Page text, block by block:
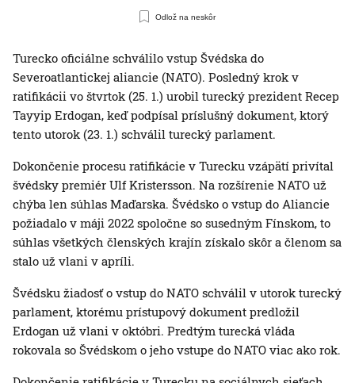
Odlož na neskôr
Turecko oficiálne schválilo vstup Švédska do
Severoatlantickej aliancie (NATO). Posledný krok v
ratifikácii vo štvrtok (25. 1.) urobil turecký prezident Recep
Tayyip Erdogan, keď podpísal príslušný dokument, ktorý
tento utorok (23. 1.) schválil turecký parlament.
Dokončenie procesu ratifikácie v Turecku vzápätí privítal
švédsky premiér Ulf Kristersson. Na rozšírenie NATO už
chýba len súhlas Maďarska. Švédsko o vstup do Aliancie
požiadalo v máji 2022 spoločne so susedným Fínskom, to
súhlas všetkých členských krajín získalo skôr a členom sa
stalo už vlani v apríli.
Švédsku žiadosť o vstup do NATO schválil v utorok turecký
parlament, ktorému prístupový dokument predložil
Erdogan už vlani v októbri. Predtým turecká vláda
rokovala so Švédskom o jeho vstupe do NATO viac ako rok.